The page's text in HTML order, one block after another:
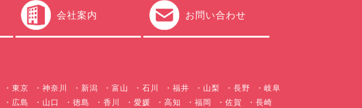
会社案内 お問い合わせ
東京 神奈川 新潟 富山 石川 福井 山梨 長野
岐阜
広島 山口 徳島 香川 愛媛 高知 福岡 佐賀
長崎